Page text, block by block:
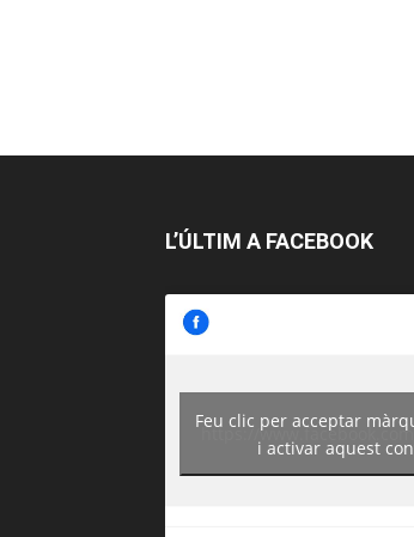
L’ÚLTIM A FACEBOOK
https://
Feu clic per acceptar
i activar aquest